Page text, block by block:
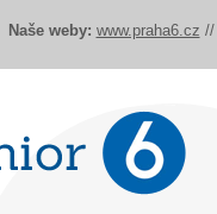
Naše weby: www.praha6.cz //